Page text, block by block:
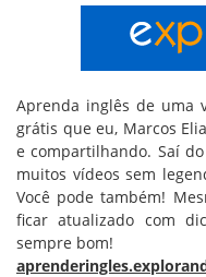
Aprenda inglês de uma
grátis que eu, Marcos
e compartilhando. Saí
muitos vídeos sem
Você pode também!
ficar atualizado com
sempre bom!